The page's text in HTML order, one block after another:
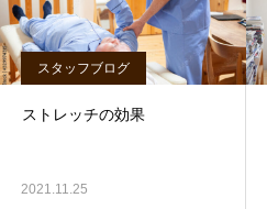
スタッフブログ
ストレッチの効果
2021.11.25